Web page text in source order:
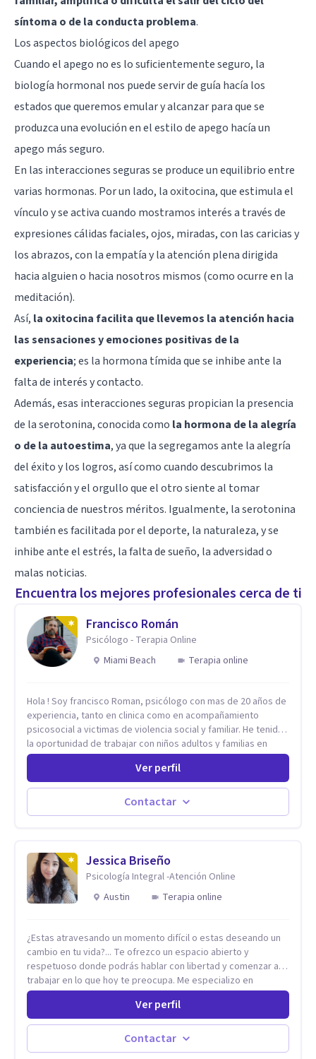
síntoma o de la conducta problema.
Los aspectos biológicos del apego
Cuando el apego no es lo suficientemente seguro, la
biología hormonal nos puede servir de guía hacía los
estados que queremos emular y alcanzar para que se
produzca una evolución en el estilo de apego hacía un
apego más seguro.
En las interacciones seguras se produce un equilibrio entre
varias hormonas. Por un lado, laoxitocina, que estimula el
vínculo y se activa cuando mostramos interés a través de
expresiones cálidas faciales, ojos, miradas, con las caricias y
los abrazos, con la empatía y la atención plena dirigida
hacia alguien o hacia nosotros mismos (como ocurre en la
meditación).
Así, la oxitocina facilita que llevemos la atención hacia
las sensaciones y emociones positivas de la
experiencia; es la hormona tímida que se inhibe ante la
falta de interés y contacto.
Además, esas interacciones seguras propician la presencia
de laserotonina, conocida como la hormona de la alegría
o de la autoestima, ya que la segregamos ante la alegría
del éxito y los logros, así como cuando descubrimos la
satisfacción y el orgullo que el otro siente al tomar
conciencia de nuestros méritos. Igualmente, la serotonina
también es facilitada por el deporte, la naturaleza, y se
inhibe ante elestrés, la falta de sueño, la adversidad o
malas noticias.
Encuentra los mejores profesionales cerca de ti
Francisco Román
Psicólogo - Terapia Online
Miami Beach
Terapia online
Hola ! Soy francisco Roman, psicólogo con mas de 20 años de
experiencia, tanto en clinica como en acompañamiento
psicosocial a victimas de violencia social y familiar. He tenido
la oportunidad de trabajar con niños adultos y familias en
todos los espacios y esto me ha dado un una variedad de
aprendizajes que ahora pongo a tu disposicion. En la
actualidad puedo atenderte de manera presencial y/o virtual,
de lunes a sabado. el costo de cada sesión lo acordamos en
el primer contacto
Ver perfil
Contactar
Jessica Briseño
Psicología Integral -Atención Online
Austin
Terapia online
¿Estas atravesando un momento difícil o estas deseando un
cambio en tu vida?... Te ofrezco un espacio abierto y
respetuoso donde podrás hablar con libertad y comenzar a
trabajar en lo que hoy te preocupa. Me especializo en
Trastornos de Ansiedad y a lo largo de mi experiencia
profesional he acompañado a muchas Familias y Parejas con
distintas problemáticas como el manejo del estrés,
Autoestima, Gestión de la Ira, Depresión, Retos en la Crianza,
Codependencia, Celos, entre otros. Cuento con más de 12
Ver perfil
Contactar